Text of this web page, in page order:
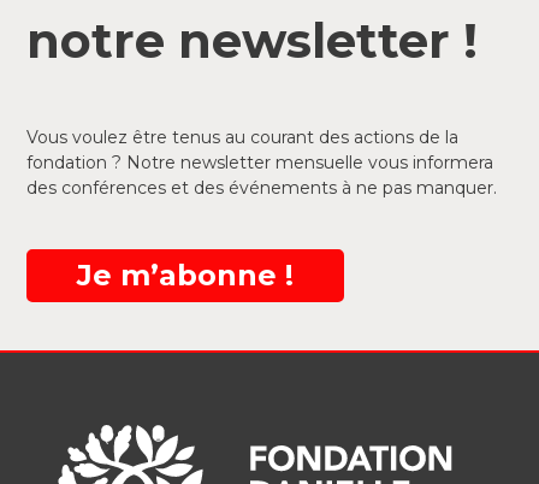
notre newsletter !
Vous voulez être tenus au courant des actions de la
fondation ? Notre newsletter mensuelle vous informera
des conférences et des événements à ne pas manquer.
Je m’abonne !